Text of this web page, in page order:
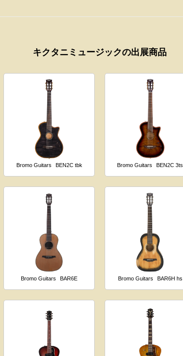
キクタニミュージックの出展商品
Bromo Guitars BEN2C tbk Bromo Guitars BEN2C 3ts
Bromo Guitars BAR6E Bromo Guitars BAR6H hs